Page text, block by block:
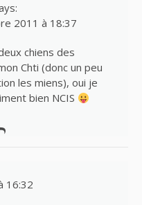
2011 à 18:37
chiens des
Chti (donc un peu
les miens), oui je
bien NCIS
16:32